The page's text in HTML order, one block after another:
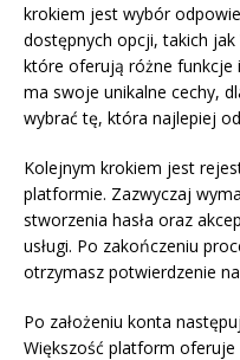
krokiem jest wybór
dostępnych opcji, takich
które oferują różne funkcje
ma swoje unikalne cechy,
wybrać tę, która najlepiej
Kolejnym krokiem jest
platformie. Zazwyczaj
stworzenia hasła oraz
usługi. Po zakończeniu
otrzymasz potwierdzenie
Po założeniu konta
Większość platform